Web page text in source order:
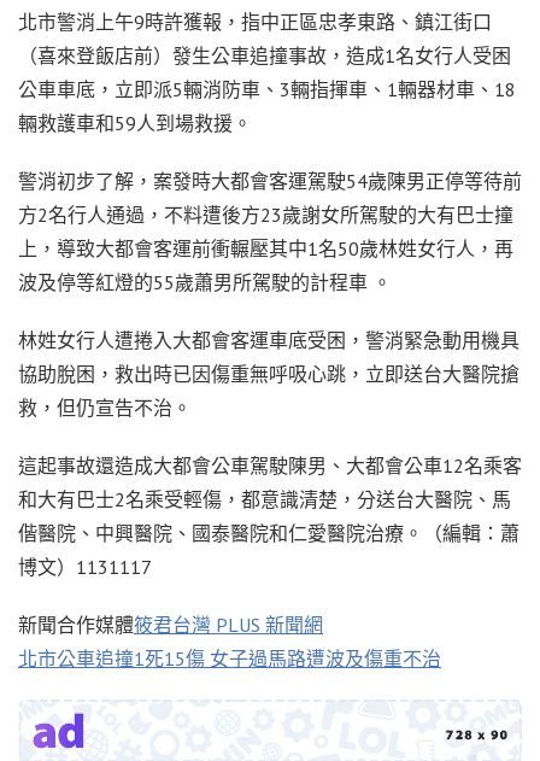
北市警消上午9時許獲報，指中正區忠孝東路、鎮江街口
（喜來登飯店前）發生公車追撞事故，造成1名女行人受困
公車車底，立即派5輛消防車、3輛指揮車、1輛器材車、18
輛救護車和59人到場救援。
警消初步了解，案發時大都會客運駕駛54歲陳男正停等待前
方2名行人通過，不料遭後方23歲謝女所駕駛的大有巴士撞
上，導致大都會客運前衝輾壓其中1名50歲林姓女行人，再
波及停等紅燈的55歲蕭男所駕駛的計程車 。
林姓女行人遭捲入大都會客運車底受困，警消緊急動用機具
協助脫困，救出時已因傷重無呼吸心跳，立即送台大醫院搶
救，但仍宣告不治。
這起事故還造成大都會公車駕駛陳男、大都會公車12名乘客
和大有巴士2名乘受輕傷，都意識清楚，分送台大醫院、馬
偕醫院、中興醫院、國泰醫院和仁愛醫院治療。（編輯：蕭
博文）1131117
新聞合作媒體筱君台灣 PLUS 新聞網
北市公車追撞1死15傷 女子過馬路遭波及傷重不治